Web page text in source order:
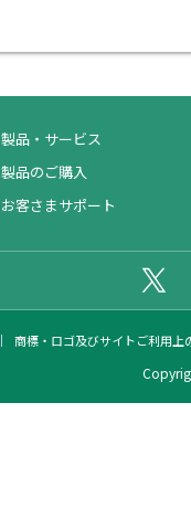
製品・サービス
製品のご購入
お客さまサポート
商標・ロゴ及びサイトご利用上